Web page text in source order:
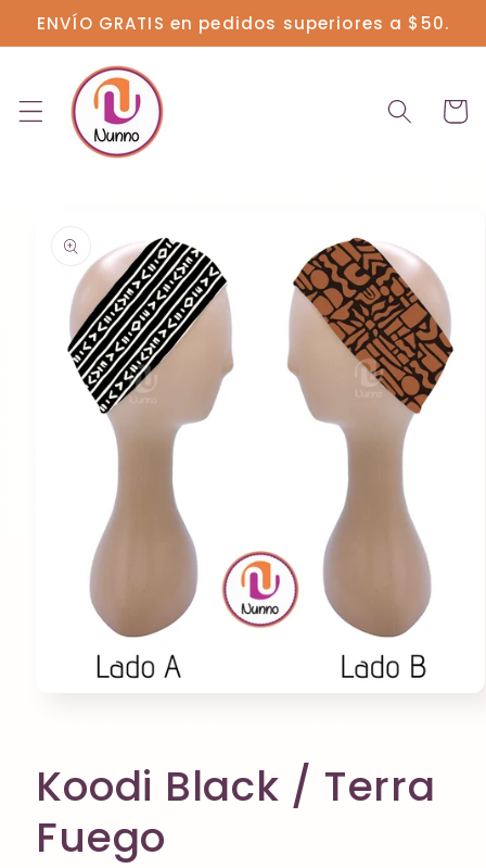
directamente
al contenido
ENVÍO GRATIS en pedidos superiores a $50.
información
del producto
una
ventana
Koodi Black / Terra
Fuego